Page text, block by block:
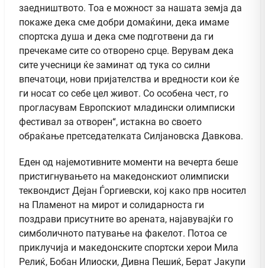
заедништвото. Тоа е можност за нашата земја да
покаже дека сме добри домаќини, дека имаме
спортска душа и дека сме подготвени да ги
пречекаме сите со отворено срце. Верувам дека
сите учесници ќе заминат од тука со силни
впечатоци, нови пријателства и вредности кои ќе
ги носат со себе цел живот. Со особена чест, го
прогласувам Европскиот младински олимписки
фестивал за отворен“, истакна во своето
обраќање претседателката Силјановска Давкова.
Еден од најемотивните моменти на вечерта беше
пристигнувањето на македонскиот олимписки
теквондист Дејан Ѓоргиевски, кој како прв носител
на Пламенот на мирот и солидарноста ги
поздрави присутните во арената, најавувајќи го
симболичното патување на факелот. Потоа се
приклучија и македонските спортски херои Мила
Релиќ, Бобан Илиоски, Дивна Пешиќ, Берат Јакупи